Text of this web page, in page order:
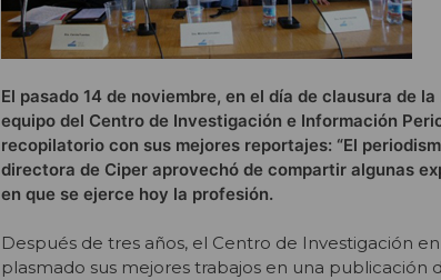
El pasado 14 de noviembre, en el día de clausura de
equipo del Centro de Investigación e Información
recopilatorio con sus mejores reportajes: “El
directora de Ciper aprovechó de compartir algunas
en que se ejerce hoy la profesión.
Después de tres años, el Centro de Investigación
plasmado sus mejores trabajos en una publicación